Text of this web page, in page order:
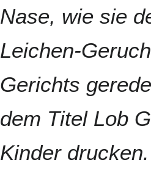
Nase, wie sie
Leichen-
Gerichts
dem Titel Lob
Kinder